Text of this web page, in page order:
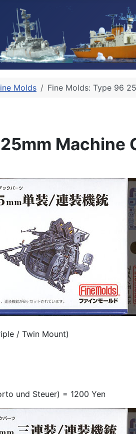
Molds Fine Molds: Type 96
Machine
/ Twin Mount)
und Steuer) = 1200 Yen